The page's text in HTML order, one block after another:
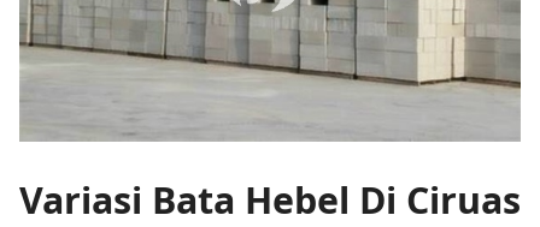
Variasi Bata Hebel Di Ciruas